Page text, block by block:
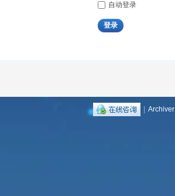
自动登录
登录
| Archiver